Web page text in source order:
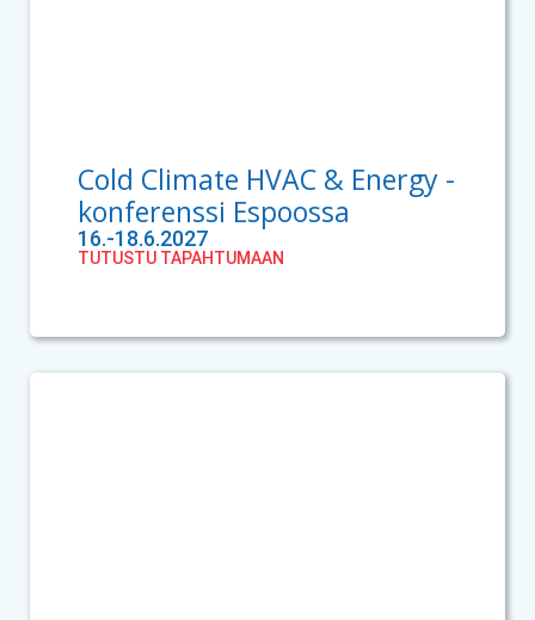
Cold Climate HVAC & Energy -
konferenssi Espoossa
16.-18.6.2027
TUTUSTU TAPAHTUMAAN